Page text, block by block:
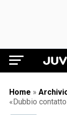
Home »
«Dubbio